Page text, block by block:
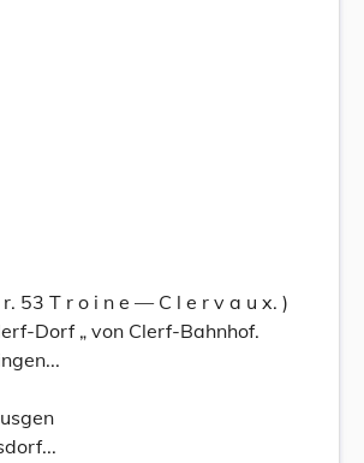
53 T r o i n e — C l e r v a u x. )
Dorf „ von Clerf-Bahnhof.